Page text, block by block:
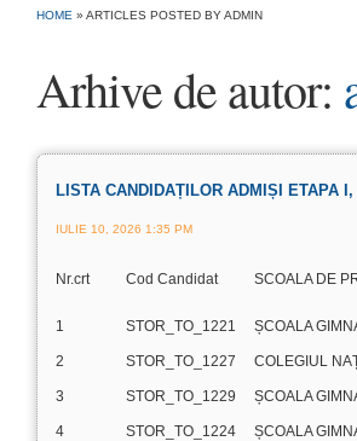
HOME » ARTICLES POSTED BY ADMIN
Arhive de autor:
LISTA CANDIDAȚILOR ADMIȘI ETAPA
IULIE 10, 2026 1:35 PM
Nr.crt Cod Candidat SCOALA DE
1 STOR_TO_1221 ȘCOALA
2 STOR_TO_1227 COLEGIUL
3 STOR_TO_1229 ȘCOALA
4 STOR_TO_1224 ȘCOALA